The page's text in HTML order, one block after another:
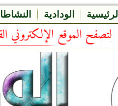
الرئيسية الودادية